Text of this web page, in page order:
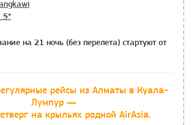
5*
на 21 ночь (без перелета) стартуют от
рейсы из Алматы в Куала-
Лумпур —
на крыльях родной AirAsia.